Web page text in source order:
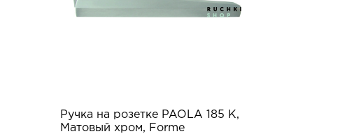
Ручка на розетке PAOLA 185 K,
Матовый хром, Forme